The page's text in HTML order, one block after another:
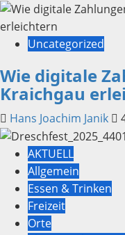
Uncategorized
Wie digitale
Kraichgau
Hans Joachim Janik
AKTUELL
Allgemein
Essen & Trinken
Freizeit
Orte